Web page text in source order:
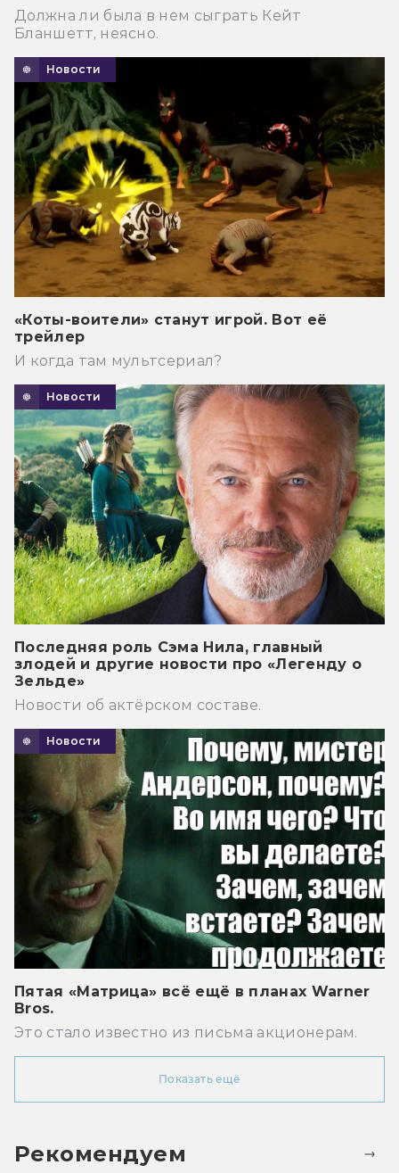
Должна ли была в нем сыграть Кейт
Бланшетт, неясно.
Новости
«Коты-воители» станут игрой. Вот её
трейлер
И когда там мультсериал?
Новости
Последняя роль Сэма Нила, главный
злодей и другие новости про «Легенду о
Зельде»
Новости об актёрском составе.
Новости
Пятая «Матрица» всё ещё в планах Warner
Bros.
Это стало известно из письма акционерам.
Показать ещё
Рекомендуем